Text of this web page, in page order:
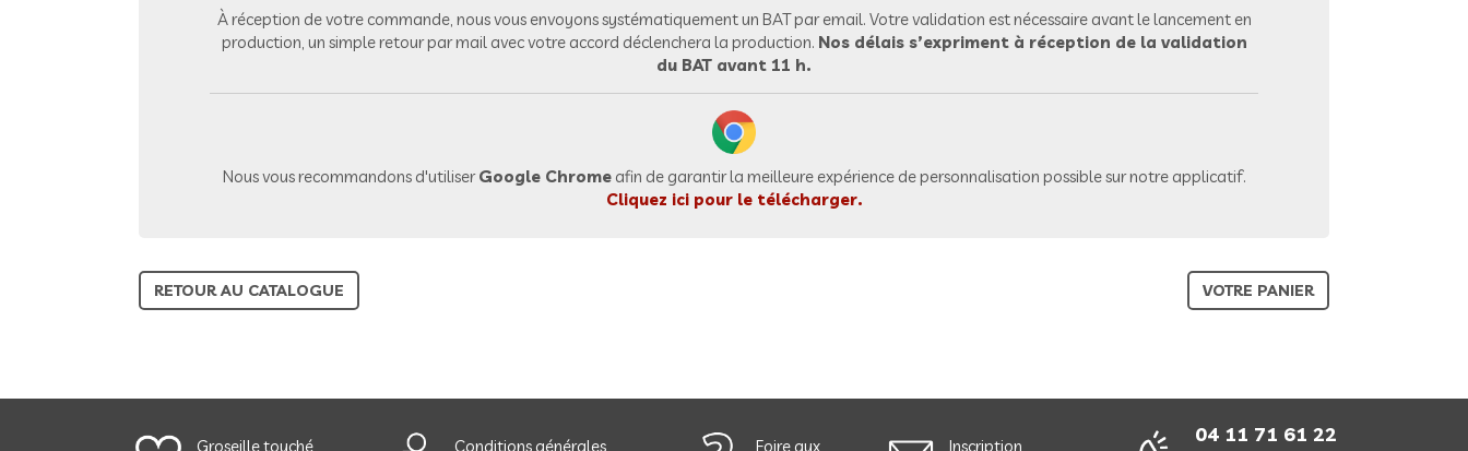
À réception de votre commande, nous vous envoyons systématiquement un BAT par email. Votre validation est nécessaire avant le lancement en
production, un simple retour par mail avec votre accord déclenchera la production. Nos délais s’expriment à réception de la validation
du BAT avant 11 h.
Nous vous recommandons d'utiliserGoogle Chromeafin de garantir la meilleure expérience de personnalisation possible sur notre applicatif.
Cliquez ici pour le télécharger.
RETOUR AU CATALOGUE VOTRE PANIER
Groseille touché Conditions générales Foire aux Inscription 04 11 71 61 22